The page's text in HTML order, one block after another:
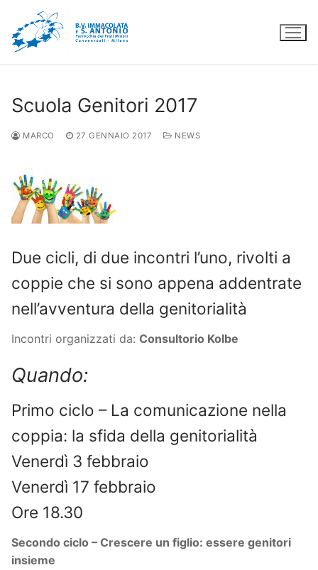
contenuto
Scuola Genitori 2017
MARCO 27 GENNAIO 2017 NEWS
Due cicli, di due incontri l’uno, rivolti a
coppie che si sono appena addentrate
nell’avventura della genitorialità
Incontri organizzati da: Consultorio Kolbe
Quando:
Primo ciclo – La comunicazione nella
coppia: la sfida della genitorialità
Venerdì 3 febbraio
Venerdì 17 febbraio
Ore 18.30
Secondo ciclo – Crescere un figlio: essere genitori
insieme